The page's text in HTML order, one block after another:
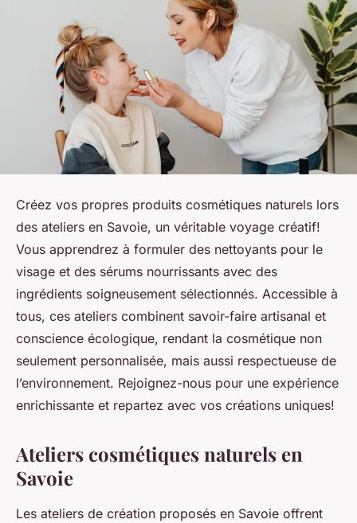
Créez vos propres produits cosmétiques naturels lors
des ateliers en Savoie, un véritable voyage créatif!
Vous apprendrez à formuler des nettoyants pour le
visage et des sérums nourrissants avec des
ingrédients soigneusement sélectionnés. Accessible à
tous, ces ateliers combinent savoir-faire artisanal et
conscience écologique, rendant la cosmétique non
seulement personnalisée, mais aussi respectueuse de
l’environnement. Rejoignez-nous pour une expérience
enrichissante et repartez avec vos créations uniques!
Ateliers cosmétiques naturels en
Savoie
Les ateliers de création proposés en Savoie offrent